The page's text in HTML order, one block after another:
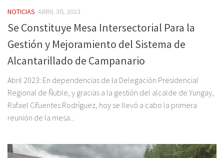
NOTICIAS ABRIL 30, 2023
Se Constituye Mesa Intersectorial Para la
Gestión y Mejoramiento del Sistema de
Alcantarillado de Campanario
Abril 2023: En dependencias de la Delegación Presidencial
Regional de Ñuble, y gracias a la gestión del alcalde de Yungay,
Rafael Cifuentes Rodríguez, hoy se llevó a cabo la primera
reunión de la mesa...